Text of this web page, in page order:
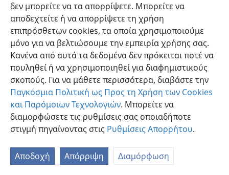
δεν μπορείτε να τα απορρίψετε. Μπορείτε να
αποδεχτείτε ή να απορρίψετε τη χρήση
επιπρόσθετων cookies, τα οποία χρησιμοποιούμε
μόνο για να βελτιώσουμε την εμπειρία χρήσης σας.
Κανένα από αυτά τα δεδομένα δεν πρόκειται ποτέ να
πουληθεί ή να χρησιμοποιηθεί για διαφημιστικούς
σκοπούς. Για να μάθετε περισσότερα, διαβάστε την
Παγκόσμια Πολιτική ως Προς τη Χρήση των Cookies
και Παρόμοιων Τεχνολογιών. Μπορείτε να
διαμορφώσετε τις ρυθμίσεις σας οποιαδήποτε
στιγμή πηγαίνοντας στις Ρυθμίσεις Απορρήτου.
Αποδοχή Απόρριψη Διαμόρφωση
Ελληνική Προτιμήσεις
Copyright© 2026 Watch Tower Bible and Tract Society of Pennsylvania
Πολιτική Απορρήτου
Ρυθμίσεις Απορρήτου
JW.ORG
Σύνδεση